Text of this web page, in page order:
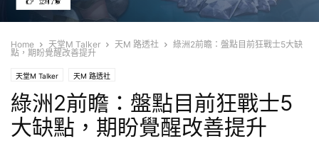
Home 天堂M Talker 天M 路透社
綠洲2前瞻：盤點目前狂戰士5大缺
點，期盼覺醒改善提升
天堂M Talker 天M 路透社
綠洲2前瞻：盤點目前狂戰士5
大缺點，期盼覺醒改善提升